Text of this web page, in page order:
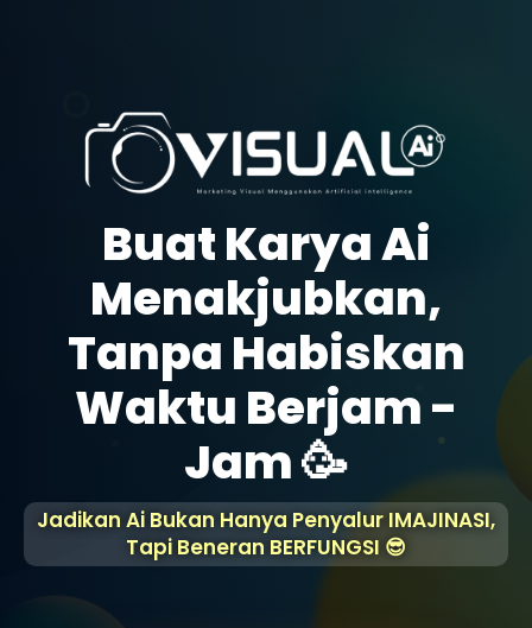
Buat Karya Ai
Menakjubkan,
Tanpa Habiskan
Waktu Berjam -
Jam 🥳
Jadikan Ai Bukan Hanya Penyalur IMAJINASI,
Tapi Beneran BERFUNGSI 😎